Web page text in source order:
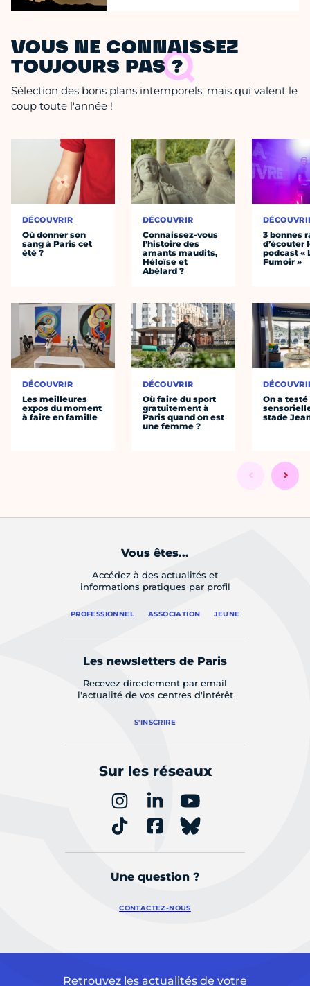
VOUS NE CONNAISSEZ
TOUJOURS PAS ?
Sélection des bons plans intemporels, mais qui valent le
coup toute l'année !
DÉCOUVRIR
Où donner son
sang à Paris cet
été ?
DÉCOUVRIR
Les meilleures
expos du moment
à faire en famille
DÉCOUVRIR
Connaissez-vous
l’histoire des
amants maudits,
Héloïse et
Abélard ?
DÉCOUVRIR
Où faire du sport
gratuitement à
Paris quand on est
une femme ?
3 bonnes
d’écouter
podcast «
Fumoir »
On a
stade
Vous êtes...
Accédez à des actualités et
informations pratiques par profil
PROFESSIONNEL ASSOCIATION JEUNE
Les newsletters de Paris
Recevez directement par email
l'actualité de vos centres d'intérêt
S'INSCRIRE
Sur les réseaux
Une question ?
CONTACTEZ-NOUS
Retrouvez les actualités de votre